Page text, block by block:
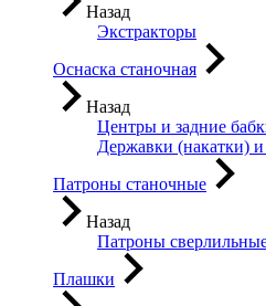
Назад
Экстракторы
Оснаска станочная
Назад
Центры и задние
Державки (накатки)
Патроны станочные
Назад
Патроны
Плашки